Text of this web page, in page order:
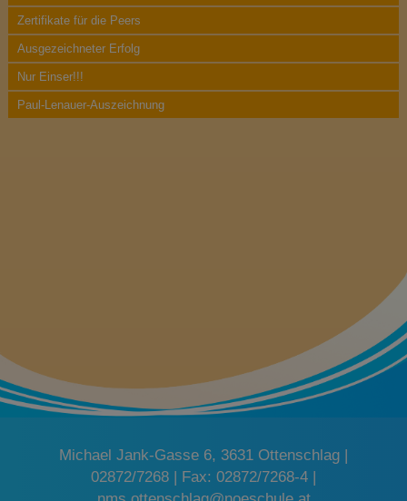
g
a
t
Zertifikate für die Peers
Ausgezeichneter Erfolg
Nur Einser!!!
Paul-Lenauer-Auszeichnung
Michael Jank-Gasse 6, 3631 Ottenschlag |
02872/7268 | Fax: 02872/7268-4 |